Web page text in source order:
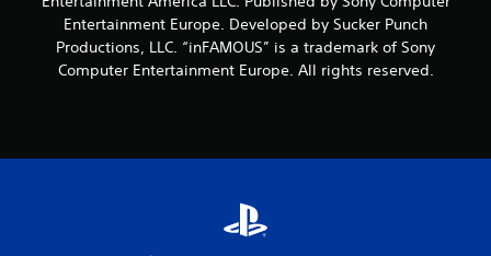
Entertainment Europe. Developed by Sucker Punch
Productions, LLC. “inFAMOUS” is a trademark of Sony
Computer Entertainment Europe. All rights reserved.